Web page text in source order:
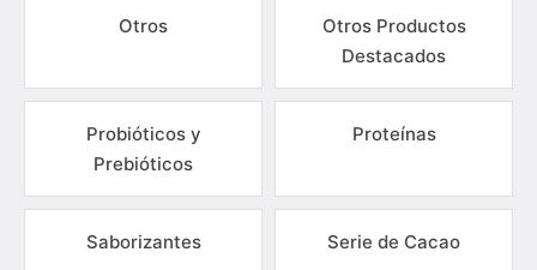
Otros
Otros Productos
Destacados
Probióticos y
Prebióticos
Proteínas
Saborizantes Serie de Cacao